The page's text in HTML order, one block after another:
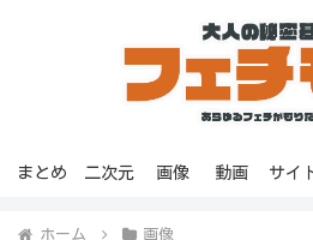
まとめ 二次元 画像 動画 サイ
ホーム 画像